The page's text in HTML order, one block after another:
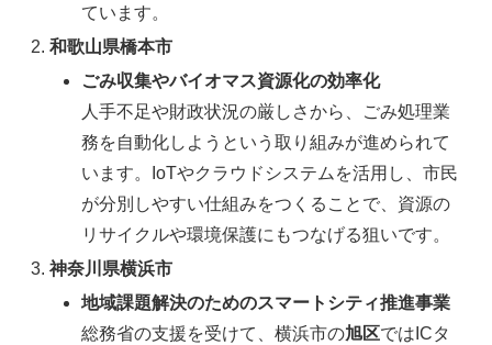
ています。
和歌山県橋本市
ごみ収集やバイオマス資源化の効率化
人手不足や財政状況の厳しさから、ごみ処理業
務を自動化しようという取り組みが進められて
います。IoTやクラウドシステムを活用し、市民
が分別しやすい仕組みをつくることで、資源の
リサイクルや環境保護にもつなげる狙いです。
神奈川県横浜市
地域課題解決のためのスマートシティ推進事業
総務省の支援を受けて、横浜市の旭区ではICタ